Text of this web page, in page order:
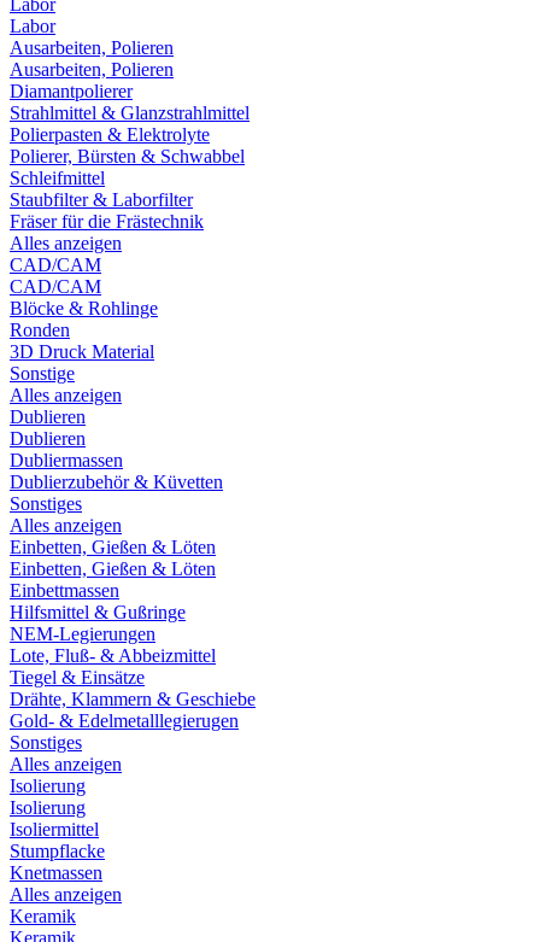
Labor
Labor
Ausarbeiten, Polieren
Ausarbeiten, Polieren
Diamantpolierer
Strahlmittel & Glanzstrahlmittel
Polierpasten & Elektrolyte
Polierer, Bürsten & Schwabbel
Schleifmittel
Staubfilter & Laborfilter
Fräser für die Frästechnik
Alles anzeigen
CAD/CAM
CAD/CAM
Blöcke & Rohlinge
Ronden
3D Druck Material
Sonstige
Alles anzeigen
Dublieren
Dublieren
Dubliermassen
Dublierzubehör & Küvetten
Sonstiges
Alles anzeigen
Einbetten, Gießen & Löten
Einbetten, Gießen & Löten
Einbettmassen
Hilfsmittel & Gußringe
NEM-Legierungen
Lote, Fluß- & Abbeizmittel
Tiegel & Einsätze
Drähte, Klammern & Geschiebe
Gold- & Edelmetalllegierugen
Sonstiges
Alles anzeigen
Isolierung
Isolierung
Isoliermittel
Stumpflacke
Knetmassen
Alles anzeigen
Keramik
Keramik